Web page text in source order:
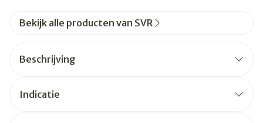
Bekijk alle producten van SVR
Beschrijving
Indicatie